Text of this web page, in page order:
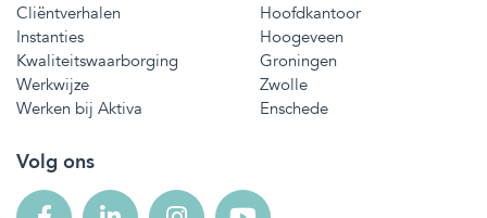
Cliëntverhalen
Instanties
Kwaliteitswaarborging
Werkwijze
Werken bij Aktiva
Hoofdkantoor
Hoogeveen
Groningen
Zwolle
Enschede
Volg ons